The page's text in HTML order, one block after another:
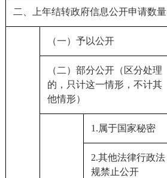
二、上年结转政府信息公开申请数量
（一）予以公开
（二）部分公开（区分处理
的，只计这一情形，不计其
他情形）
1.属于国家秘密
2.其他法律行政法
规禁止公开